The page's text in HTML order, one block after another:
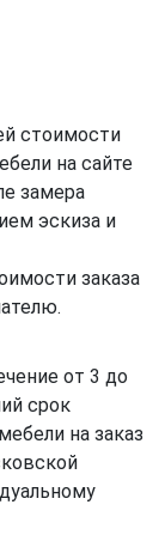
стоимости
на сайте
замера
эскиза и
заказа
от 3 до
срок
на заказ